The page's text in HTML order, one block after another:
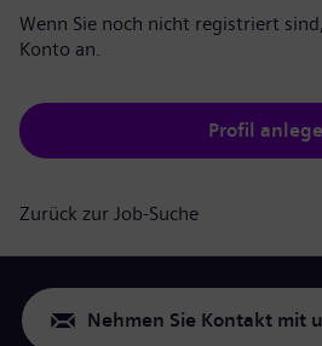
Wenn Sie noch nicht registriert
Konto an.
Profil
Zurück zur Job-Suche
Nehmen Sie Kontakt mit